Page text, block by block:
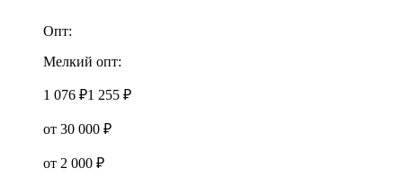
Опт:
Мелкий опт:
1 076 ₽1 255 ₽
от 30 000 ₽
от 2 000 ₽